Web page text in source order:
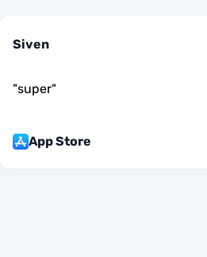
Siven
"super"
App Store